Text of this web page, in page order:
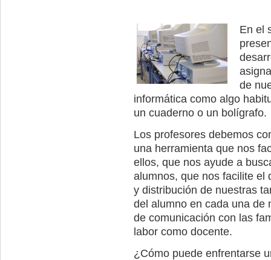
En el
de
informática como algo
un cuaderno o un bolígrafo.
Los profesores debemos
una herramienta que nos
ellos, que nos ayude a
alumnos, que nos facilite el
y distribución de nuestras
del alumno en cada una de
de comunicación con las
labor como docente.
¿Cómo puede enfrentarse